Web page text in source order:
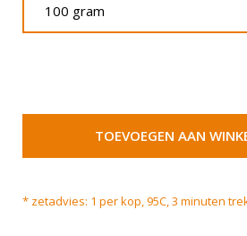
TOEVOEGEN AAN
* zetadvies: 1 per kop, 95C, 3 minuten